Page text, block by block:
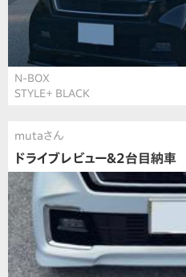
N-BOX
STYLE＋ BLACK
mutaさん
ドライブレビュー&2台目納車